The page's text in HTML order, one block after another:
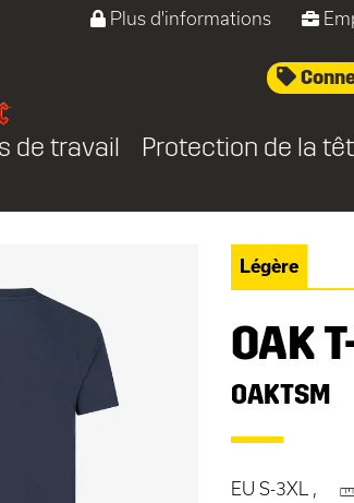
Plus d'informations
de travail Protection de la
Légère
OAK
OAKTSM
EU S-3XL ,